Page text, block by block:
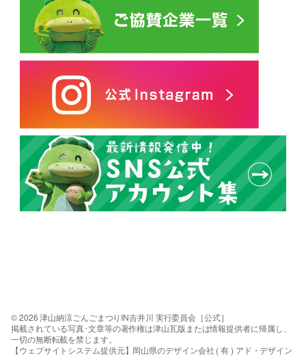
© 2026 津山納涼ごんごまつりIN吉井川 実行委員会［公式］
掲載されている写真･文章等の著作権は津山瓦版または情報提供者に帰属し、
一切の無断転載を禁じます。
【ウェブサイトシステム提供元】岡山県のデザイン会社 ( 有 ) アド・デザイン